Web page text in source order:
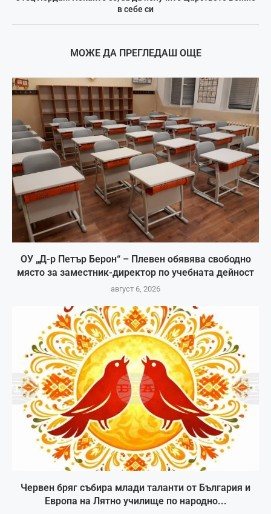
в себе си
МОЖЕ ДА ПРЕГЛЕДАШ ОЩЕ
ОУ „Д-р Петър Берон“ – Плевен обявява свободно
място за заместник-директор по учебната дейност
август 6, 2026
Червен бряг събира млади таланти от България и
Европа на Лятно училище по народно...